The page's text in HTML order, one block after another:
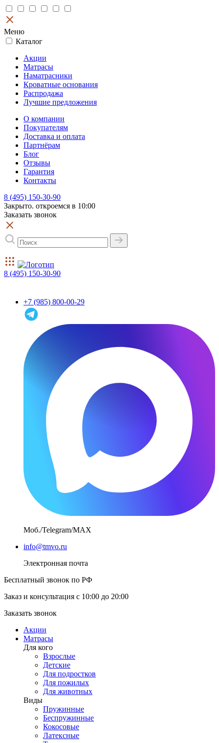
Меню
Каталог
Акции
Матрасы
Наматрасники
Кроватные основания
Распродажа
Лучшие предложения
О компании
Покупателям
Доставка и оплата
Партнёрам
Блог
Отзывы
Гарантия
Контакты
8 (495) 150-30-90
Закрыто. откроемся в 10:00
Заказать звонок
8 (495) 150-30-90
+7 (985) 800-00-29
Моб./Telegram/MAX
info@tmvo.ru
Электронная почта
Бесплатный звонок по РФ
Заказ и консультация с 10:00 до 20:00
Заказать звонок
Акции
Матрасы
Для кого
Взрослые
Детские
Для подростков
Для пожилых
Для животных
Виды
Пружинные
Беспружинные
Кокосовые
Латексные